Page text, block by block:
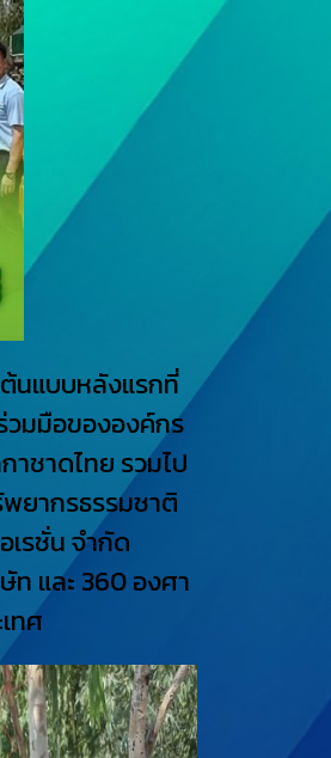
นแบบหลังแรกที่
วมมือขององค์กร
ชาดไทย รวมไป
ยากรธรรมชาติ
รชั่น จำกัด
ท และ 360 องศา
ทศ